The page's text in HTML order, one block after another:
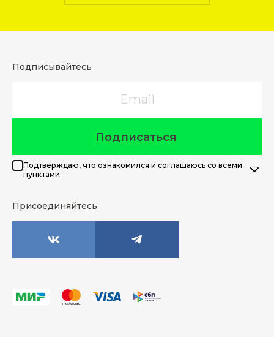
Подписывайтесь
Подписаться
Подтверждаю, что ознакомился и соглашаюсь со всеми
пунктами
Присоединяйтесь